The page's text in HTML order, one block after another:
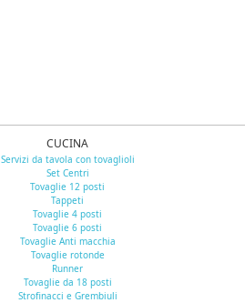
CUCINA
Servizi da tavola con tovaglioli
Set Centri
Tovaglie 12 posti
Tappeti
Tovaglie 4 posti
Tovaglie 6 posti
Tovaglie Anti macchia
Tovaglie rotonde
Runner
Tovaglie da 18 posti
Strofinacci e Grembiuli